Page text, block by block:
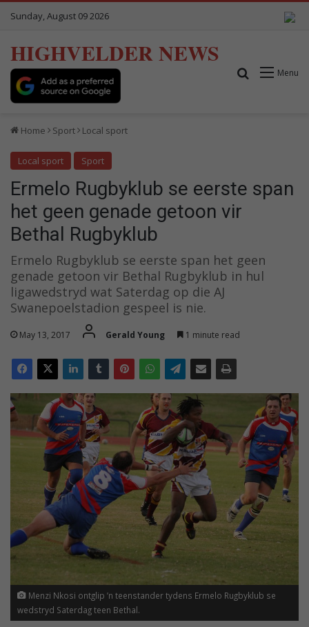
Sunday, August 09 2026
HIGHVELDER NEWS
Menu
Search for
Home Sport Local sport
Local sport Sport
Ermelo Rugbyklub se eerste span
het geen genade getoon vir
Bethal Rugbyklub
Ermelo Rugbyklub se eerste span het geen
genade getoon vir Bethal Rugbyklub in hul
ligawedstryd wat Saterdag op die AJ
Swanepoelstadion gespeel is nie.
May 13, 2017 Gerald Young 1 minute read
Menzi Nkosi ontglip ’n teenstander tydens Ermelo Rugbyklub se
wedstryd Saterdag teen Bethal.